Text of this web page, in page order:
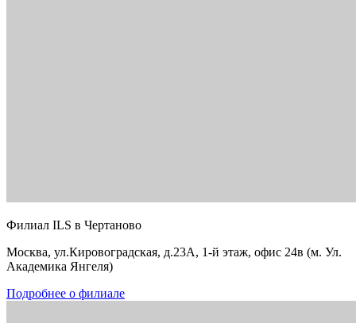
Филиал ILS в Чертаново
Москва, ул.Кировоградская, д.23А, 1-й этаж, офис 24в (м. Ул.
Академика Янгеля)
Подробнее о филиале